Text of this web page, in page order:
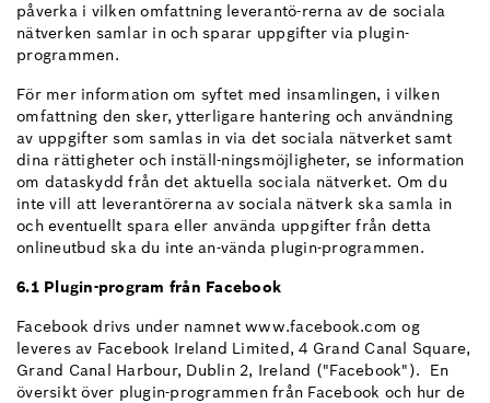
påverka i vilken omfattning leverantö-rerna av de sociala
nätverken samlar in och sparar uppgifter via plugin-
programmen.
För mer information om syftet med insamlingen, i vilken
omfattning den sker, ytterligare hantering och användning
av uppgifter som samlas in via det sociala nätverket samt
dina rättigheter och inställ-ningsmöjligheter, se information
om dataskydd från det aktuella sociala nätverket. Om du
inte vill att leverantörerna av sociala nätverk ska samla in
och eventuellt spara eller använda uppgifter från detta
onlineutbud ska du inte an-vända plugin-programmen.
6.1 Plugin-program från Facebook
Facebook drivs under namnet www.facebook.com og
leveres av Facebook Ireland Limited, 4 Grand Canal Square,
Grand Canal Harbour, Dublin 2, Ireland ("Facebook"). En
översikt över plugin-programmen från Facebook och hur de